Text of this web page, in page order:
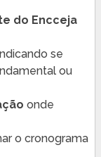
do Encceja
se
ou
onde
o cronograma